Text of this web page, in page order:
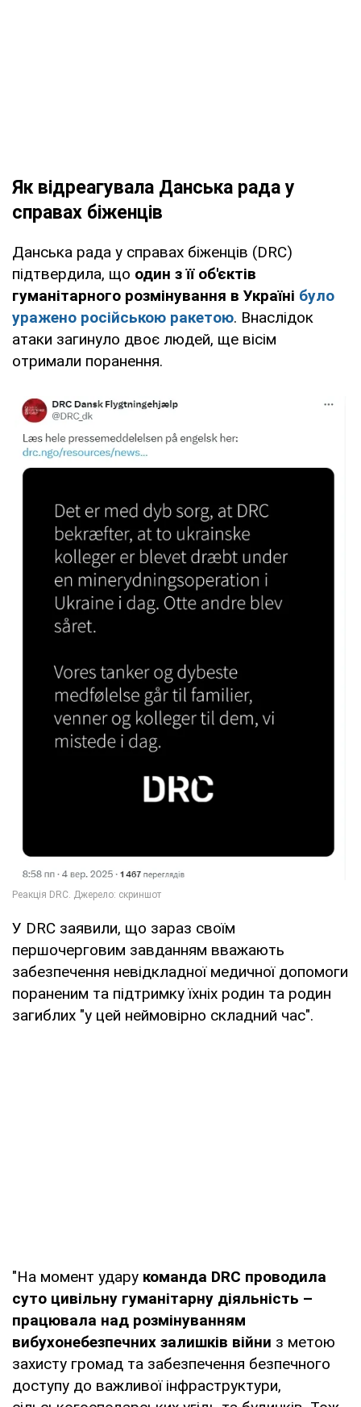
Як відреагувала Данська рада у
справах біженців
Данська рада у справах біженців (DRC)
підтвердила, що один з її об'єктів
гуманітарного розмінування в Україні було
уражено російською ракетою. Внаслідок
атаки загинуло двоє людей, ще вісім
отримали поранення.
У DRC заявили, що зараз своїм
першочерговим завданням вважають
забезпечення невідкладної медичної допомоги
пораненим та підтримку їхніх родин та родин
загиблих "у цей неймовірно складний час".
"На момент удару команда DRC проводила
суто цивільну гуманітарну діяльність –
працювала над розмінуванням
вибухонебезпечних залишків війни з метою
захисту громад та забезпечення безпечного
доступу до важливої інфраструктури,